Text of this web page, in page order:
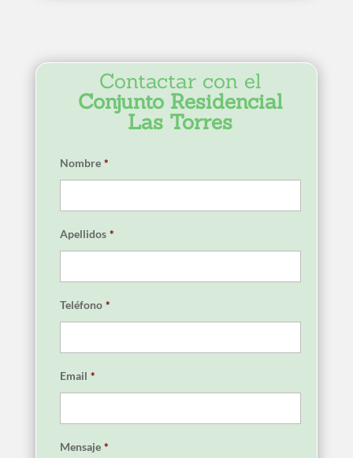
Contactar con el
Conjunto Residencial
Las Torres
Nombre *
Apellidos *
Teléfono *
Email *
Mensaje *